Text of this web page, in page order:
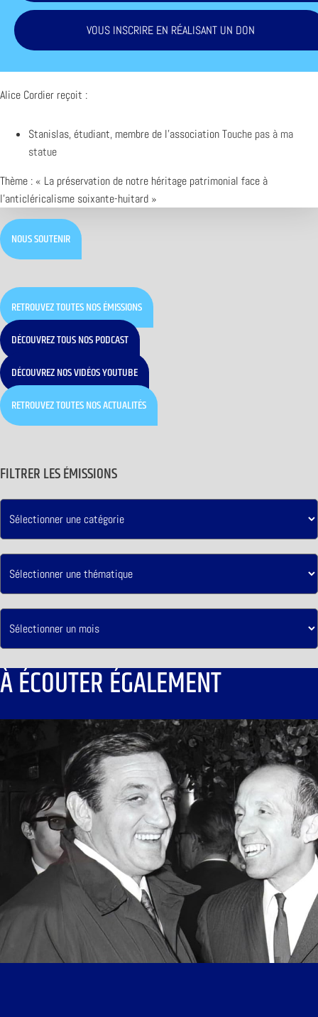
VOUS INSCRIRE EN RÉALISANT UN DON
Alice Cordier reçoit :
Stanislas, étudiant, membre de l’associationTouche pas à ma
statue
Thème : « La préservation de notre héritage patrimonial face à
l’anticléricalisme soixante-huitard »
NOUS SOUTENIR
RETROUVEZ TOUTES NOS ÉMISSIONS
DÉCOUVREZ TOUS NOS PODCAST
DÉCOUVREZ NOS VIDÉOS YOUTUBE
RETROUVEZ TOUTES NOS ACTUALITÉS
FILTRER LES ÉMISSIONS
À ÉCOUTER ÉGALEMENT